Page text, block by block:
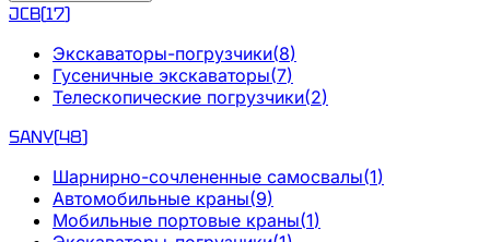
JCB(17)
Экскаваторы-погрузчики(8)
Гусеничные экскаваторы(7)
Телескопические погрузчики(2)
SANY(48)
Шарнирно-сочлененные самосвалы(1)
Автомобильные краны(9)
Мобильные портовые краны(1)